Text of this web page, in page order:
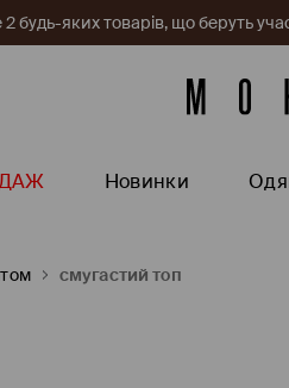
яких товарів, що беруть
Новинки
смугастий топ